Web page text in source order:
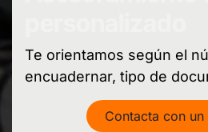
Te orientamos según el
encuadernar, tipo de
Contacta con